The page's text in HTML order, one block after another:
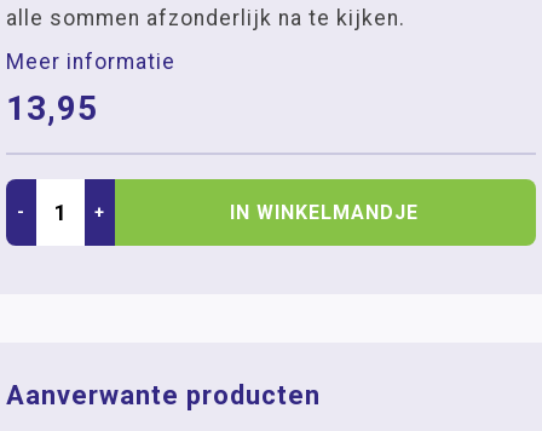
alle sommen afzonderlijk na te kijken.
Meer informatie
13,95
- + IN WINKELMANDJE
Aanverwante producten